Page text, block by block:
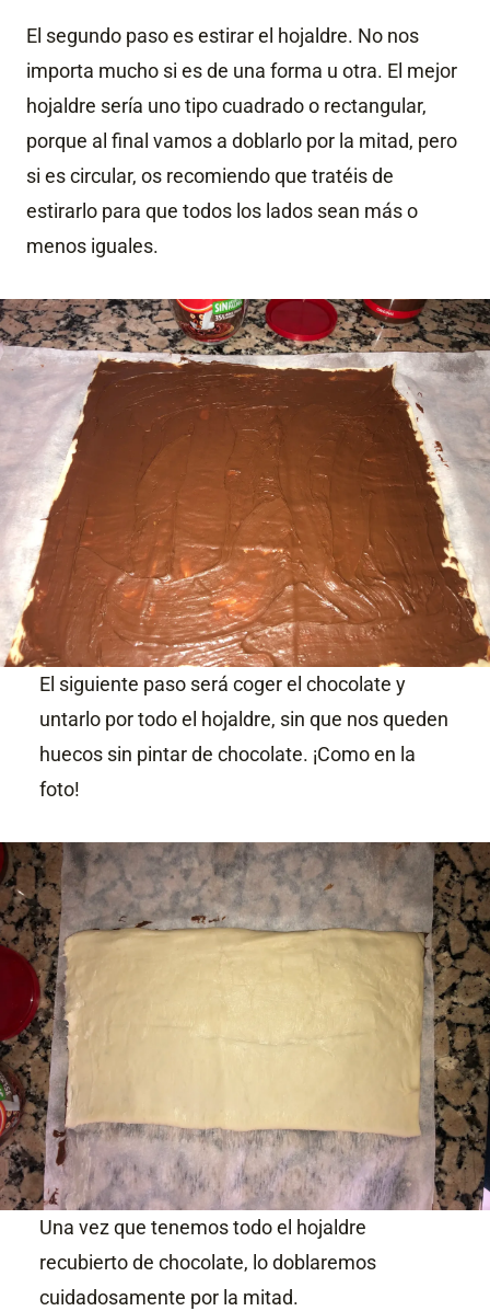
El segundo paso es estirar el hojaldre. No nos
importa mucho si es de una forma u otra. El mejor
hojaldre sería uno tipo cuadrado o rectangular,
porque al final vamos a doblarlo por la mitad, pero
si es circular, os recomiendo que tratéis de
estirarlo para que todos los lados sean más o
menos iguales.
El siguiente paso será coger el chocolate y
untarlo por todo el hojaldre, sin que nos queden
huecos sin pintar de chocolate. ¡Como en la
foto!
Una vez que tenemos todo el hojaldre
recubierto de chocolate, lo doblaremos
cuidadosamente por la mitad.